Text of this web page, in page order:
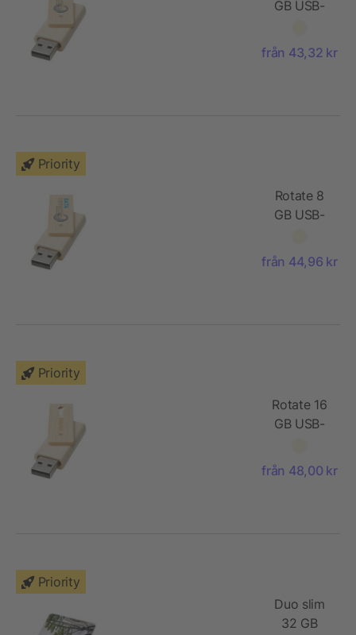
GB USB-
från 43,32 kr
Priority
Rotate 8
GB USB-
från 44,96 kr
Priority
Rotate 16
GB USB-
från 48,00 kr
Priority
Duo slim
32 GB